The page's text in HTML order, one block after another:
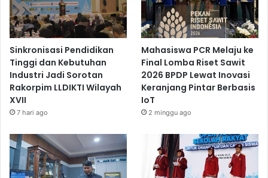
Sinkronisasi Pendidikan
Tinggi dan Kebutuhan
Industri Jadi Sorotan
Rakorpim LLDIKTI Wilayah
XVII
7 hari ago
Mahasiswa PCR Melaju ke
Final Lomba Riset Sawit
2026 BPDP Lewat Inovasi
Keranjang Pintar Berbasis
IoT
2 minggu ago